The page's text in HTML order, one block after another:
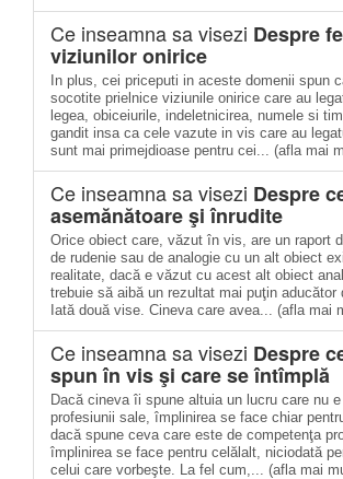
Ce inseamna sa visezi Despre
viziunilor onirice
In plus, cei priceputi in aceste domenii spun
socotite prielnice viziunile onirice care au
legea, obiceiurile, indeletnicirea, numele si
gandit insa ca cele vazute in vis care au
sunt mai primejdioase pentru cei... (afla mai
Ce inseamna sa visezi Despre
asemănătoare şi înrudite
Orice obiect care, văzut în vis, are un raport
de rudenie sau de analogie cu un alt obiect
realitate, dacă e văzut cu acest alt obiect
trebuie să aibă un rezultat mai puţin aducător
Iată două vise. Cineva care avea... (afla mai
Ce inseamna sa visezi Despre
spun în vis şi care se întîmplă
Dacă cineva îi spune altuia un lucru care nu
profesiunii sale, împlinirea se face chiar
dacă spune ceva care este de competenţa
împlinirea se face pentru celălalt, niciodată
celui care vorbeşte. La fel cum,... (afla mai